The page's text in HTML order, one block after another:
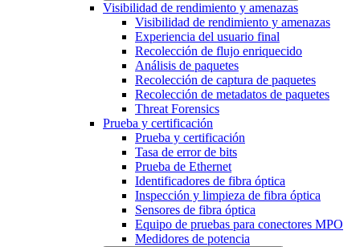
Visibilidad de rendimiento y amenazas
Visibilidad de rendimiento y amenazas
Experiencia del usuario final
Recolección de flujo enriquecido
Análisis de paquetes
Recolección de captura de paquetes
Recolección de metadatos de paquetes
Threat Forensics
Prueba y certificación
Prueba y certificación
Tasa de error de bits
Prueba de Ethernet
Identificadores de fibra óptica
Inspección y limpieza de fibra óptica
Sensores de fibra óptica
Equipo de pruebas para conectores MPO
Medidores de potencia